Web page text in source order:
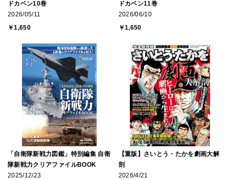
ドカベン10巻
2026/05/11
￥1,650
ドカベン11巻
2026/06/10
￥1,650
「自衛隊新戦力図鑑」特別編集 自衛
隊新戦力クリアファイルBOOK
2025/12/23
【重版】さいとう・たかを劇画大解
剖
2026/4/21